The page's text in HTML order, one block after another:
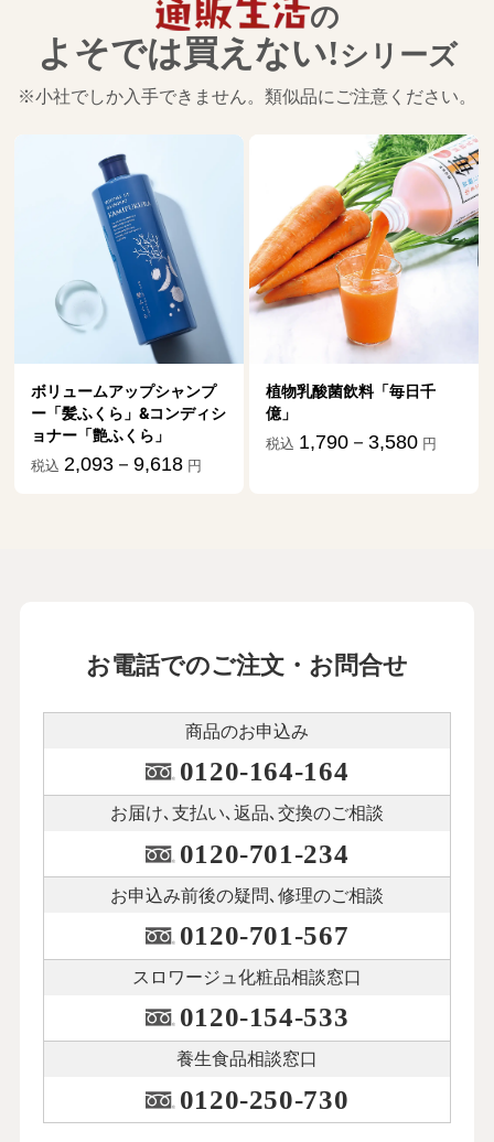
の
よそでは買えない!シリーズ
※小社でしか入手できません。類似品にご注意ください。
植物乳酸菌飲料「毎日千
億」
税込 1,790－3,580
搾り立てエゴマ油
税込 1,890－3,780 円
お電話でのご注文・お問合せ
商品のお申込み
0120-164-164
お届け､支払い､ 返品､交換のご相談
0120-701-234
お申込み前後の疑問､修理のご相談
0120-701-567
スロワージュ化粧品相談窓口
0120-154-533
養生食品相談窓口
0120-250-730